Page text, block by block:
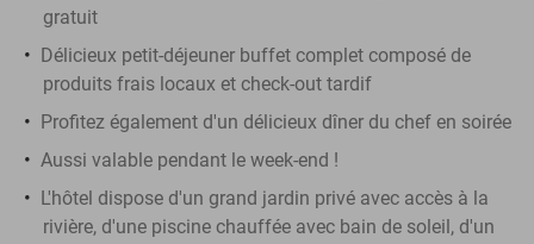
gratuit
Délicieux petit-déjeuner buffet complet composé de
produits frais locaux et check-out tardif
Profitez également d'un délicieux dîner du chef en soirée
Aussi valable pendant le week-end !
L'hôtel dispose d'un grand jardin privé avec accès à la
rivière, d'une piscine chauffée avec bain de soleil, d'un